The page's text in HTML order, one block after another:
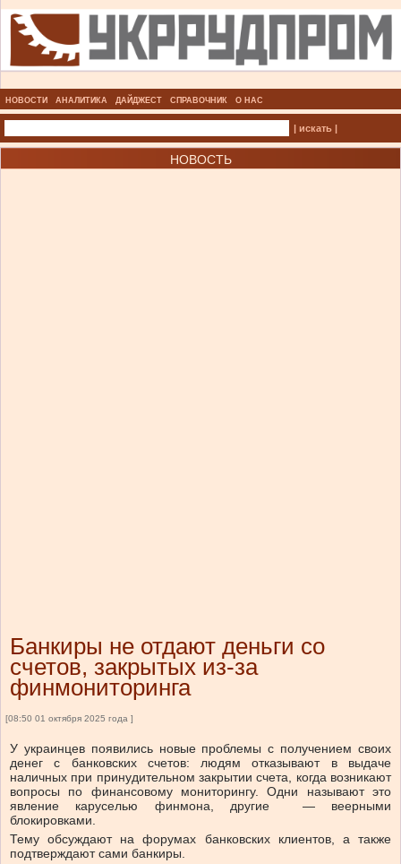
НОВОСТИ АНАЛИТИКА ДАЙДЖЕСТ СПРАВОЧНИК О НАС
| искать |
НОВОСТЬ
Банкиры не отдают деньги со
счетов, закрытых из-за
финмониторинга
[08:50 01 октября 2025 года ]
У украинцев появились новые проблемы с получением своих
денег с банковских счетов: людям отказывают в выдаче
наличных при принудительном закрытии счета, когда возникают
вопросы по финансовому мониторингу. Одни называют это
явление каруселью финмона, другие — веерными
блокировками.
Тему обсуждают на форумах банковских клиентов, а также
подтверждают сами банкиры.